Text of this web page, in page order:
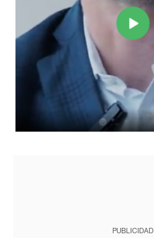
PUBLICIDAD